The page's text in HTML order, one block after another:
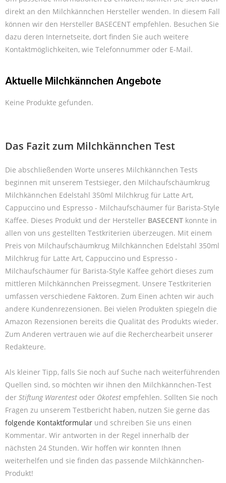
direkt an den Milchkännchen Hersteller wenden. In diesem Fall
können wir den Hersteller BASECENT empfehlen. Besuchen Sie
dazu deren Internetseite, dort finden Sie auch weitere
Kontaktmöglichkeiten, wie Telefonnummer oder E-Mail.
Aktuelle Milchkännchen Angebote
Keine Produkte gefunden.
Das Fazit zum Milchkännchen Test
Die abschließenden Worte unseres Milchkännchen Tests
beginnen mit unserem Testsieger, den Milchaufschäumkrug
Milchkännchen Edelstahl 350ml Milchkrug für Latte Art,
Cappuccino und Espresso - Milchaufschäumer für Barista-Style
Kaffee. Dieses Produkt und der Hersteller BASECENT konnte in
allen von uns gestellten Testkriterien überzeugen. Mit einem
Preis von Milchaufschäumkrug Milchkännchen Edelstahl 350ml
Milchkrug für Latte Art, Cappuccino und Espresso -
Milchaufschäumer für Barista-Style Kaffee gehört dieses zum
mittleren Milchkännchen Preissegment. Unsere Testkriterien
umfassen verschiedene Faktoren. Zum Einen achten wir auch
andere Kundenrezensionen. Bei vielen Produkten spiegeln die
Amazon Rezensionen bereits die Qualität des Produkts wieder.
Zum Anderen vertrauen wie auf die Recherchearbeit unserer
Redakteure.
Als kleiner Tipp, falls Sie noch auf Suche nach weiterführenden
Quellen sind, so möchten wir ihnen den Milchkännchen-Test
der Stiftung Warentest oder Ökotest empfehlen. Sollten Sie noch
Fragen zu unserem Testbericht haben, nutzen Sie gerne das
folgende Kontaktformular und schreiben Sie uns einen
Kommentar. Wir antworten in der Regel innerhalb der
nächsten 24 Stunden. Wir hoffen wir konnten Ihnen
weiterhelfen und sie finden das passende Milchkännchen-
Produkt!